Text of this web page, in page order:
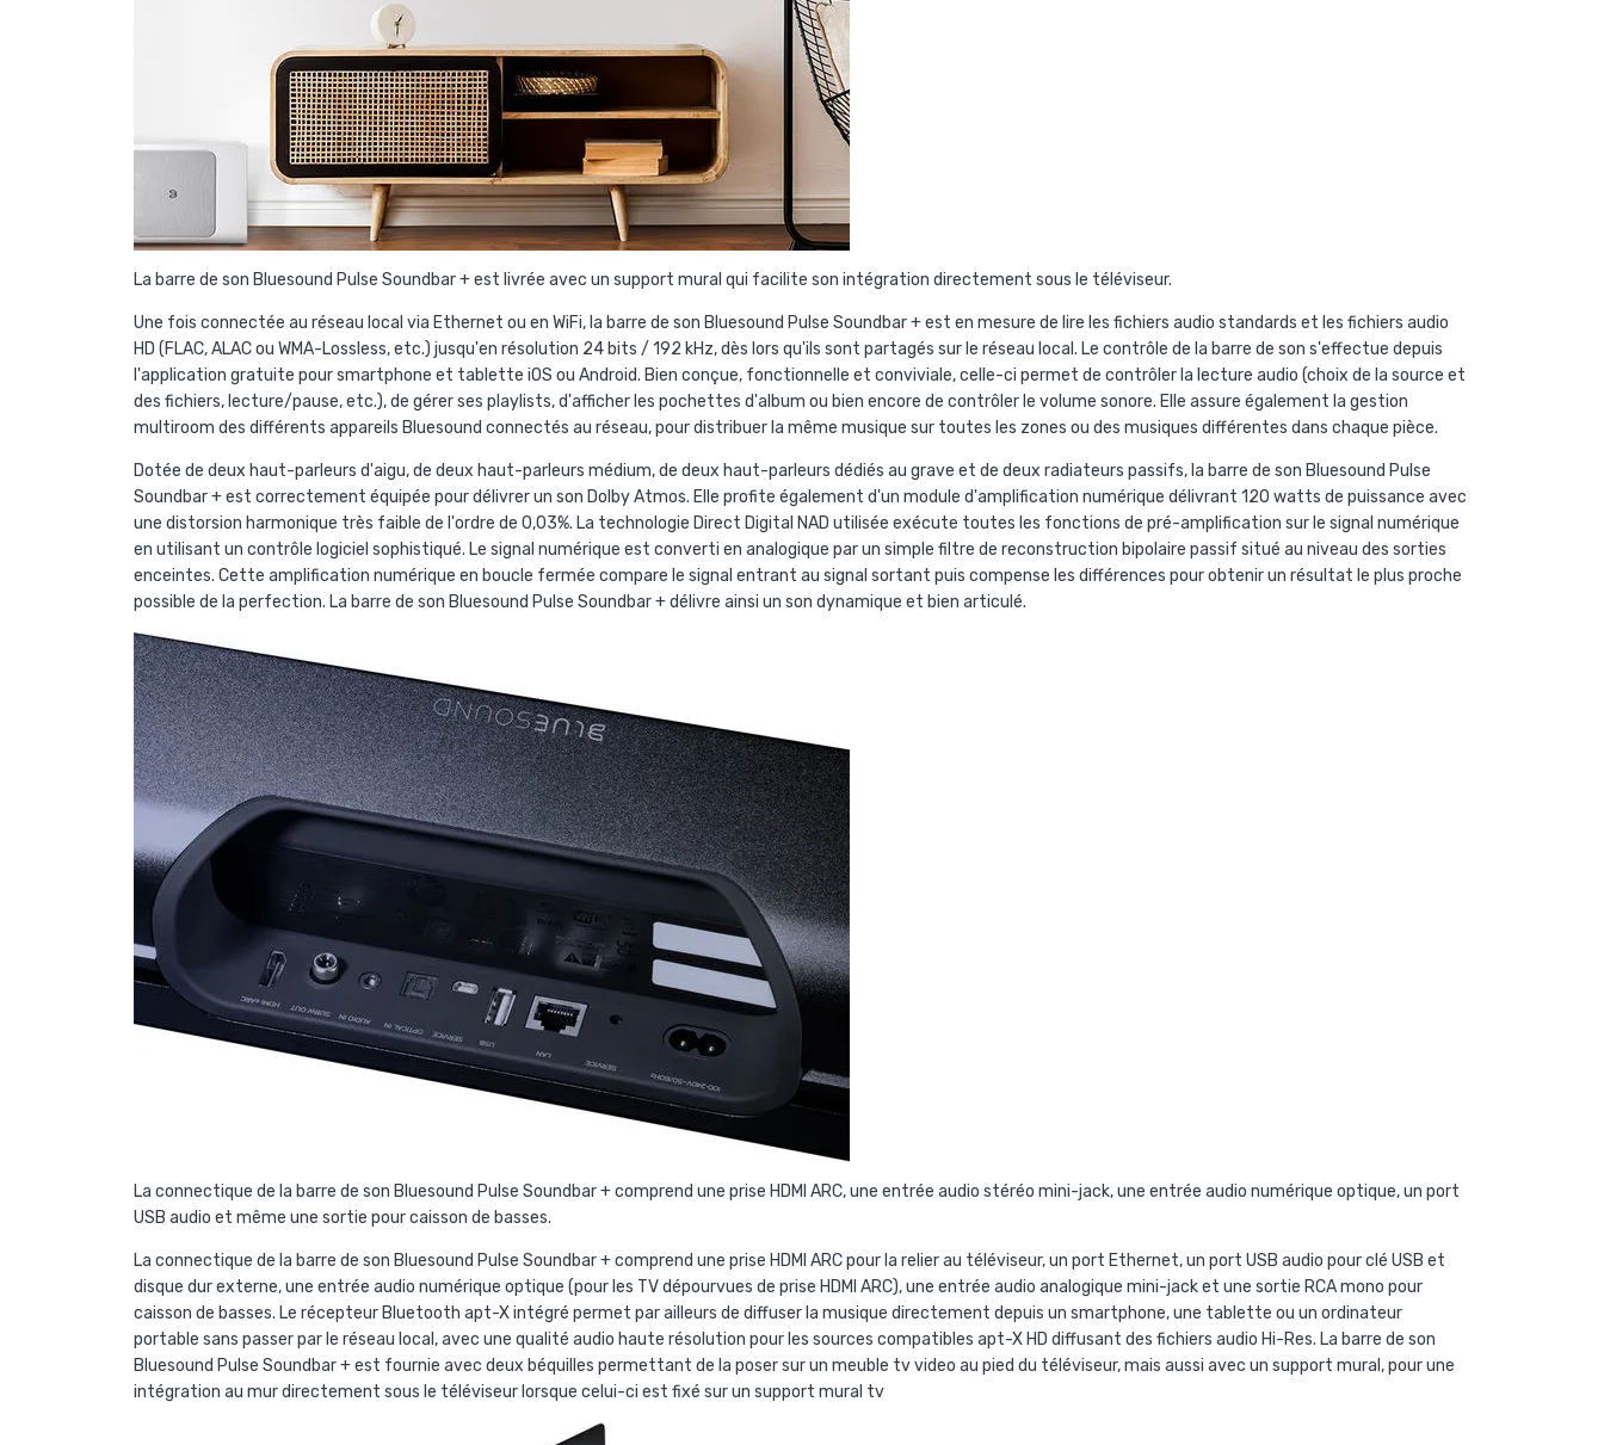
La barre de son Bluesound Pulse Soundbar + est livrée avec un support mural qui facilite son intégration directement sous le téléviseur.
Une fois connectée au réseau local via Ethernet ou en WiFi, la barre de son Bluesound Pulse Soundbar + est en mesure de lire les fichiers audio standards et les fichiers audio
HD (FLAC, ALAC ou WMA-Lossless, etc.) jusqu'en résolution 24 bits / 192 kHz, dès lors qu'ils sont partagés sur le réseau local. Le contrôle de la barre de son s'effectue depuis
l'application gratuite pour smartphone et tablette iOS ou Android. Bien conçue, fonctionnelle et conviviale, celle-ci permet de contrôler la lecture audio (choix de la source et
des fichiers, lecture/pause, etc.), de gérer ses playlists, d'afficher les pochettes d'album ou bien encore de contrôler le volume sonore. Elle assure également la gestion
multiroom des différents appareils Bluesound connectés au réseau, pour distribuer la même musique sur toutes les zones ou des musiques différentes dans chaque pièce.
Dotée de deux haut-parleurs d'aigu, de deux haut-parleurs médium, de deux haut-parleurs dédiés au grave et de deux radiateurs passifs, la barre de son Bluesound Pulse
Soundbar + est correctement équipée pour délivrer un son Dolby Atmos. Elle profite également d'un module d'amplification numérique délivrant 120 watts de puissance avec
une distorsion harmonique très faible de l'ordre de 0,03%. La technologie Direct Digital NAD utilisée exécute toutes les fonctions de pré-amplification sur le signal numérique
en utilisant un contrôle logiciel sophistiqué. Le signal numérique est converti en analogique par un simple filtre de reconstruction bipolaire passif situé au niveau des sorties
enceintes. Cette amplification numérique en boucle fermée compare le signal entrant au signal sortant puis compense les différences pour obtenir un résultat le plus proche
possible de la perfection. La barre de son Bluesound Pulse Soundbar + délivre ainsi un son dynamique et bien articulé.
La connectique de la barre de son Bluesound Pulse Soundbar + comprend une prise HDMI ARC, une entrée audio stéréo mini-jack, une entrée audio numérique optique, un port
USB audio et même une sortie pour caisson de basses.
La connectique de la barre de son Bluesound Pulse Soundbar + comprend une prise HDMI ARC pour la relier au téléviseur, un port Ethernet, un port USB audio pour clé USB et
disque dur externe, une entrée audio numérique optique (pour les TV dépourvues de prise HDMI ARC), une entrée audio analogique mini-jack et une sortie RCA mono pour
caisson de basses. Le récepteur Bluetooth apt-X intégré permet par ailleurs de diffuser la musique directement depuis un smartphone, une tablette ou un ordinateur
portable sans passer par le réseau local, avec une qualité audio haute résolution pour les sources compatibles apt-X HD diffusant des fichiers audio Hi-Res. La barre de son
Bluesound Pulse Soundbar + est fournie avec deux béquilles permettant de la poser sur un meuble tv video au pied du téléviseur, mais aussi avec un support mural, pour une
intégration au mur directement sous le téléviseur lorsque celui-ci est fixé sur un support mural tv